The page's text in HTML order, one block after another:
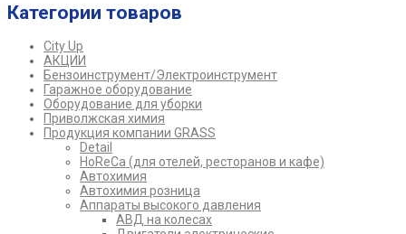
Категории товаров
City Up
АКЦИИ
Бензоинструмент/Электроинструмент
Гаражное оборудование
Оборудование для уборки
Приволжская химия
Продукция компании GRASS
Detail
HoReCa (для отелей, ресторанов и кафе)
Автохимия
Автохимия розница
Аппараты высокого давления
АВД на колесах